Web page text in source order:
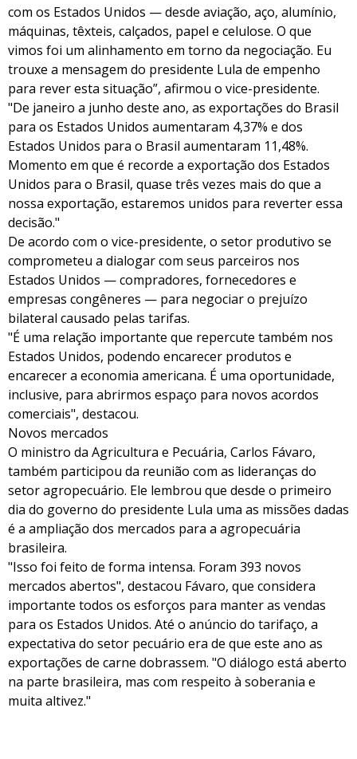
com os Estados Unidos — desde aviação, aço, alumínio,
máquinas, têxteis, calçados, papel e celulose. O que
vimos foi um alinhamento em torno da negociação. Eu
trouxe a mensagem do presidente Lula de empenho
para rever esta situação”, afirmou o vice-presidente.
"De janeiro a junho deste ano, as exportações do Brasil
para os Estados Unidos aumentaram 4,37% e dos
Estados Unidos para o Brasil aumentaram 11,48%.
Momento em que é recorde a exportação dos Estados
Unidos para o Brasil, quase três vezes mais do que a
nossa exportação, estaremos unidos para reverter essa
decisão."
De acordo com o vice-presidente, o setor produtivo se
comprometeu a dialogar com seus parceiros nos
Estados Unidos — compradores, fornecedores e
empresas congêneres — para negociar o prejuízo
bilateral causado pelas tarifas.
"É uma relação importante que repercute também nos
Estados Unidos, podendo encarecer produtos e
encarecer a economia americana. É uma oportunidade,
inclusive, para abrirmos espaço para novos acordos
comerciais", destacou.
Novos mercados
O ministro da Agricultura e Pecuária, Carlos Fávaro,
também participou da reunião com as lideranças do
setor agropecuário. Ele lembrou que desde o primeiro
dia do governo do presidente Lula uma as missões dadas
é a ampliação dos mercados para a agropecuária
brasileira.
"Isso foi feito de forma intensa. Foram 393 novos
mercados abertos", destacou Fávaro, que considera
importante todos os esforços para manter as vendas
para os Estados Unidos. Até o anúncio do tarifaço, a
expectativa do setor pecuário era de que este ano as
exportações de carne dobrassem. "O diálogo está aberto
na parte brasileira, mas com respeito à soberania e
muita altivez."